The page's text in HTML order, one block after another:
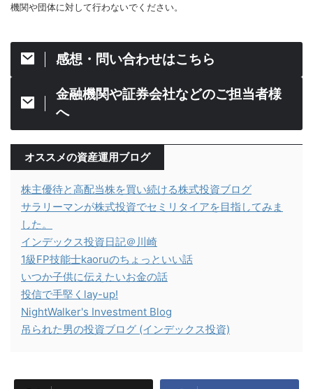
機関や団体に対して行わないでください。
感想・問い合わせはこちら
金融機関や証券会社などのご担当者様
へ
オススメの資産運用ブログ
株主優待と高配当株を買い続ける株式投資ブログ
サラリーマンが株式投資でセミリタイアを目指してみま
した。
インデックス投資日記＠川崎
1級FP技能士kaoruのちょっといい話
いつか子供に伝えたいお金の話
投信で手堅くlay-up!
NightWalker's Investment Blog
吊られた男の投資ブログ (インデックス投資)